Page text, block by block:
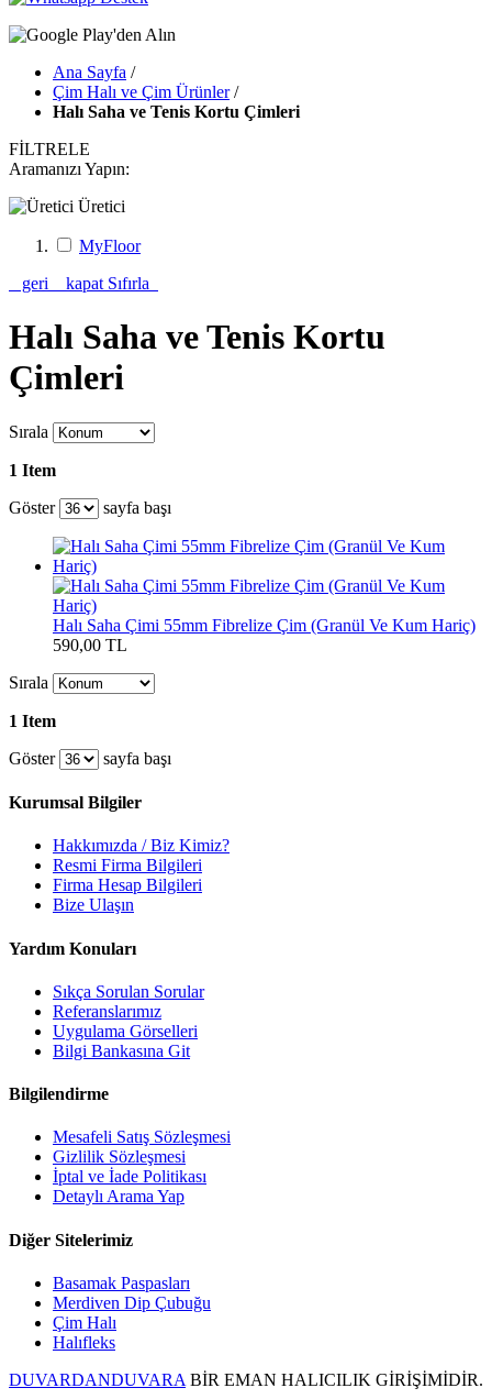
Ana Sayfa /
Çim Halı ve Çim Ürünler /
Halı Saha ve Tenis Kortu Çimleri
FİLTRELE
Aramanızı Yapın:
Üretici
MyFloor
geri
kapat Sıfırla
Halı Saha ve Tenis Kortu
Çimleri
Sırala
1 Item
Göster
sayfa başı
Halı Saha Çimi 55mm Fibrelize Çim (Granül Ve Kum Hariç)
590,00 TL
Sırala
1 Item
Göster
sayfa başı
Kurumsal Bilgiler
Hakkımızda / Biz Kimiz?
Resmi Firma Bilgileri
Firma Hesap Bilgileri
Bize Ulaşın
Yardım Konuları
Sıkça Sorulan Sorular
Referanslarımız
Uygulama Görselleri
Bilgi Bankasına Git
Bilgilendirme
Mesafeli Satış Sözleşmesi
Gizlilik Sözleşmesi
İptal ve İade Politikası
Detaylı Arama Yap
Diğer Sitelerimiz
Basamak Paspasları
Merdiven Dip Çubuğu
Çim Halı
Halıfleks
DUVARDANDUVARA BİR EMAN HALICILIK GİRİŞİMİDİR.